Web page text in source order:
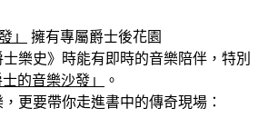
」
擁有專屬爵士後花園
樂史》時能有即時的音樂陪伴，特別
士的音樂沙發」
。
更要帶你走進書中的傳奇現場：